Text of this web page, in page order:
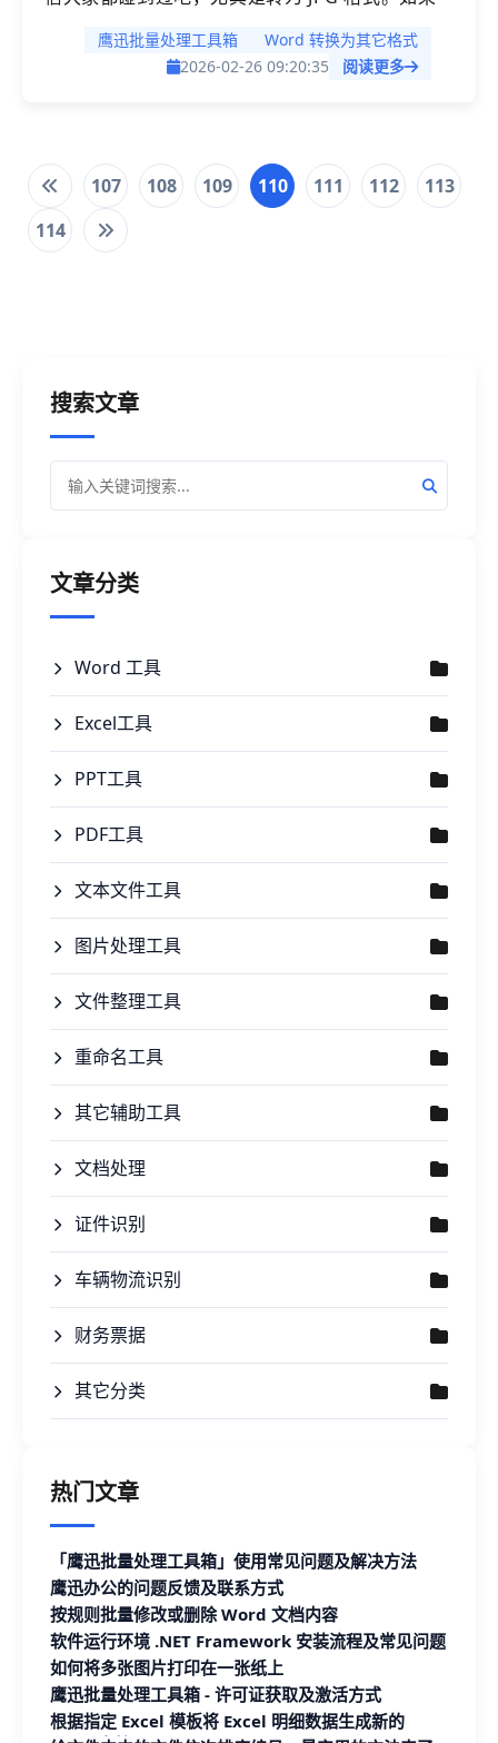
我们完全采用人工的方式转换，不仅很麻烦还容易
出错。为了保证转换的效率和质量，今天就给大家
鹰迅批量处理工具箱
Word 转换为其它格式
2026-02-26 09:20:35
阅读更多
107 108 109 110 111 112
113
114
搜索文章
文章分类
Word 工具
Excel工具
PPT工具
PDF工具
文本文件工具
图片处理工具
文件整理工具
重命名工具
其它辅助工具
文档处理
证件识别
车辆物流识别
财务票据
其它分类
热门文章
「鹰迅批量处理工具箱」使用常见问题及解决方法
鹰迅办公的问题反馈及联系方式
按规则批量修改或删除 Word 文档内容
软件运行环境 .NET Framework 安装流程及常见问题
如何将多张图片打印在一张纸上
鹰迅批量处理工具箱 - 许可证获取及激活方式
根据指定 Excel 模板将 Excel 明细数据生成新的